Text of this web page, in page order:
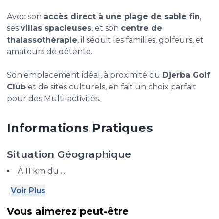
Avec son accès direct à une plage de sable fin,
ses villas spacieuses, et son centre de
thalassothérapie, il séduit les familles, golfeurs, et
amateurs de détente.
Son emplacement idéal, à proximité du Djerba Golf
Club et de sites culturels, en fait un choix parfait
pour des Multi-activités.
Informations Pratiques
Situation Géographique
À 11 km du ...
Voir Plus
Vous aimerez peut-être